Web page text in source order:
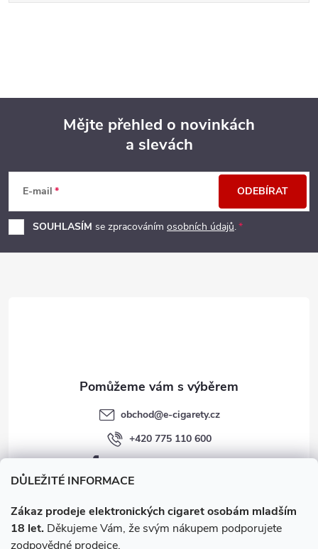
DŮLEŽITÉ INFORMACE
Zákaz prodeje elektronických cigaret osobám mladším
18 let. Děkujeme Vám, že svým nákupem podporujete
zodpovědné prodejce.
p
a
Mějte přehled o novinkách
a slevách
E-mail
SOUHLASÍM se zpracováním osobních údajů.
ODEBÍRAT
obchod@e-cigarety.cz
+420 775 110 600
facebook.com/e-cigarety.cz